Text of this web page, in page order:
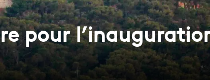
pour